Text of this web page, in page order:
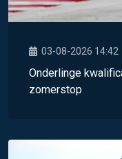
03-08-2026 14:42
Onderlinge
zomerstop